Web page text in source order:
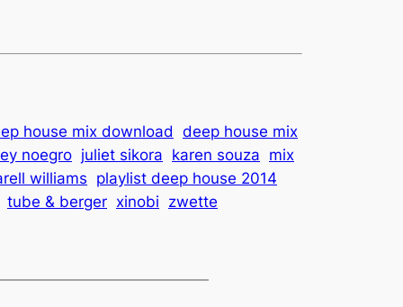
house mix download
deep house mix
noegro juliet sikora karen souza mix
williams
playlist deep house 2014
tube & berger xinobi zwette